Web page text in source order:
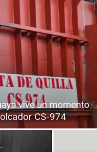
vive un momento
CS-974